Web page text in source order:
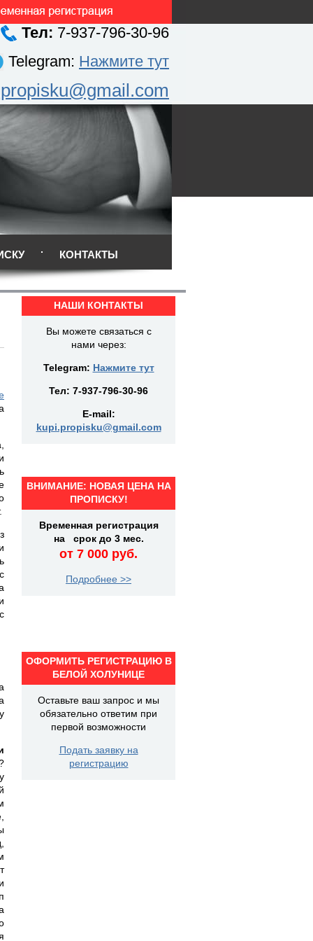
Тел: 7-937-796-30-96
Telegram: Нажмите тут
КОНТАКТЫ
НАШИ КОНТАКТЫ
Вы можете связаться с
нами через:
Telegram: Нажмите тут
Тел: 7-937-796-30-96
E-mail:
kupi.propisku@gmail.com
ВНИМАНИЕ: НОВАЯ ЦЕНА НА
ПРОПИСКУ!
Временная регистрация
на срок до 3 мес.
от 7 000 руб.
Подробнее >>
ОФОРМИТЬ РЕГИСТРАЦИЮ В
БЕЛОЙ ХОЛУНИЦЕ
Оставьте ваш запрос и мы
обязательно ответим при
первой возможности
Подать заявку на
регистрацию